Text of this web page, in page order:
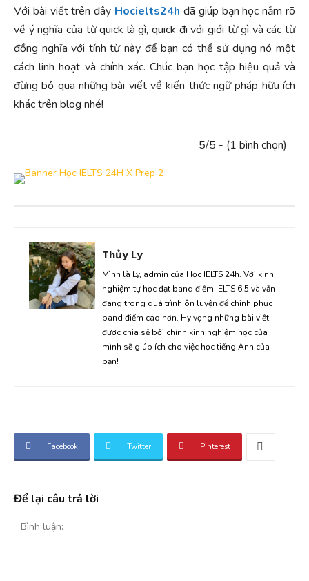
Với bài viết trên đây Hocielts24h đã giúp bạn học nắm rõ
về ý nghĩa của từ quick là gì, quick đi với giới từ gì và các từ
đồng nghĩa với tính từ này để bạn có thể sử dụng nó một
cách linh hoạt và chính xác. Chúc bạn học tập hiệu quả và
đừng bỏ qua những bài viết về kiến thức ngữ pháp hữu ích
khác trên blog nhé!
5/5 - (1 bình chọn)
Thủy Ly
Mình là Ly, admin của Học IELTS 24h. Với kinh
nghiệm tự học đạt band điểm IELTS 6.5 và vẫn
đang trong quá trình ôn luyện để chinh phục
band điểm cao hơn. Hy vọng những bài viết
được chia sẻ bởi chính kinh nghiệm học của
mình sẽ giúp ích cho việc học tiếng Anh của
bạn!
Facebook Twitter Pinterest
Để lại câu trả lời